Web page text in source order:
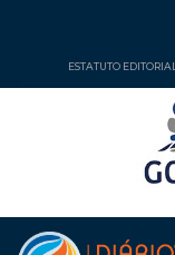
ESTATUTO EDITORIAL